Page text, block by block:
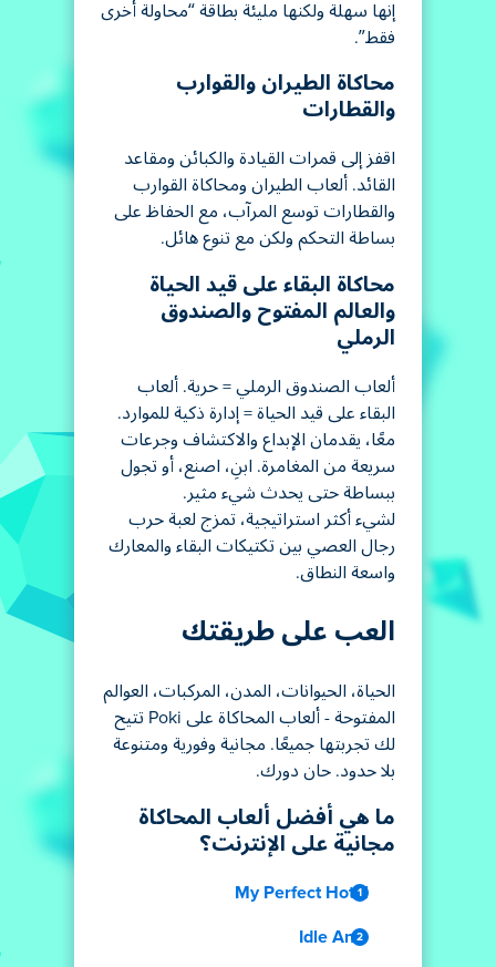
إنها سهلة ولكنها مليئة بطاقة “محاولة أخرى
فقط”.
محاكاة الطيران والقوارب
والقطارات
اقفز إلى قمرات القيادة والكبائن ومقاعد
القائد. ألعاب الطيران ومحاكاة القوارب
والقطارات توسع المرآب، مع الحفاظ على
بساطة التحكم ولكن مع تنوع هائل.
محاكاة البقاء على قيد الحياة
والعالم المفتوح والصندوق
الرملي
ألعاب الصندوق الرملي = حرية. ألعاب
البقاء على قيد الحياة = إدارة ذكية للموارد.
معًا، يقدمان الإبداع والاكتشاف وجرعات
سريعة من المغامرة. ابنِ، اصنع، أو تجول
ببساطة حتى يحدث شيء مثير.
لشيء أكثر استراتيجية، تمزج لعبة حرب
رجال العصي بين تكتيكات البقاء والمعارك
واسعة النطاق.
العب على طريقتك
الحياة، الحيوانات، المدن، المركبات، العوالم
المفتوحة - ألعاب المحاكاة على Poki تتيح
لك تجربتها جميعًا. مجانية وفورية ومتنوعة
بلا حدود. حان دورك.
ما هي أفضل ألعاب المحاكاة
مجانية على الإنترنت؟
My Perfect Hotel
Idle Ants